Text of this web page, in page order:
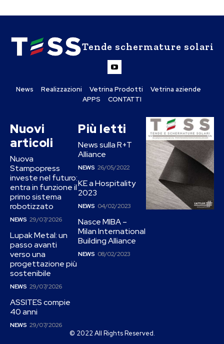
Tende schermature solari
News Realizzazioni Vetrina Prodotti
Vetrina aziende
APPS
CONTATTI
Nuovi
articoli
Nuova
Stampopress
investe nel futuro:
entra in funzione il
primo sistema
robotizzato
NEWS 29/07/2026
Lupak Metal: un
passo avanti
verso una
progettazione più
sostenibile
NEWS 29/07/2026
ASSITES compie
40 anni
NEWS 29/07/2026
Più letti
News sulla R+T
Alliance
NEWS 26/05/2022
KE a Hospitality
2023
NEWS 04/02/2023
Nasce MIBA –
Milan International
Building Alliance
NEWS 08/02/2023
© 2022 All Rights Reserved.